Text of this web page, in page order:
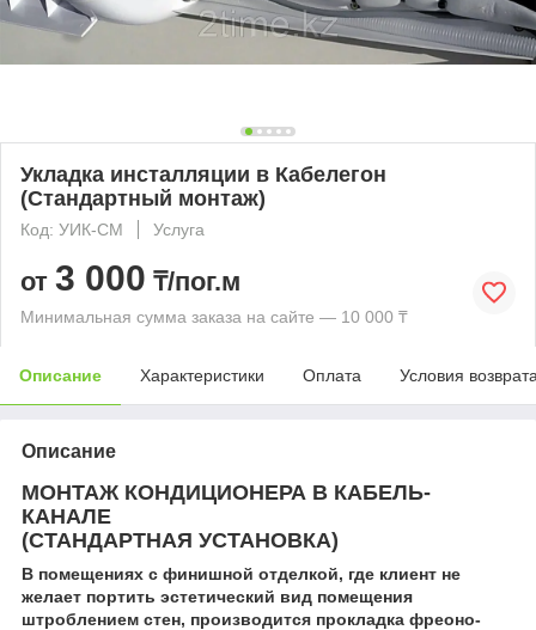
Укладка инсталляции в Кабелегон
(Стандартный монтаж)
Код: УИК-СМ Услуга
от 3 000 ₸/пог.м
Минимальная сумма заказа на сайте — 10 000 ₸
Описание Характеристики Оплата Условия
Описание
МОНТАЖ КОНДИЦИОНЕРА В КАБЕЛЬ-
КАНАЛЕ
(СТАНДАРТНАЯ УСТАНОВКА)
В помещениях с финишной отделкой, где клиент не
желает портить эстетический вид помещения
штроблением стен, производится прокладка фреоно-